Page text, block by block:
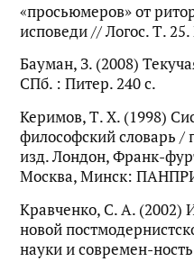
«просьюмеров» от
исповеди // Логос. Т.
Бауман, З. (2008)
СПб. : Питер. 240 с.
Керимов, Т. Х. (1998)
философский словарь /
изд. Лондон, Франк-
Москва, Минск:
Кравченко, С. А. (2002)
новой
науки и современ-